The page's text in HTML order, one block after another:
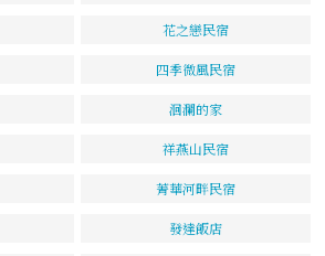
花之戀民宿
四季微風民宿
洄瀾的家
祥燕山民宿
菁華河畔民宿
發達飯店